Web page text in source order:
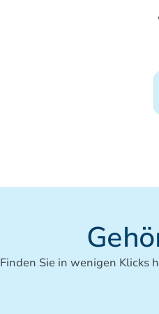
Finden Sie in wenigen Klicks